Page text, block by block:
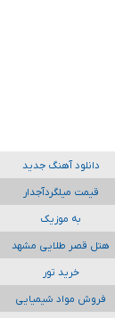
دانلود آهنگ جدید
قیمت میلگردآجدار
به موزیک
هتل قصر طلایی مشهد
خرید تور
فروش مواد شیمیایی